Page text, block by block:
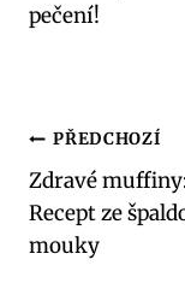
pečení!
Navigace
pro
příspěvek
PŘEDCHOZÍ
Zdravé
Recept ze
mouky